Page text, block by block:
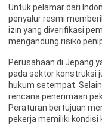
Untuk pelamar dari
penyalur resmi
izin yang diverifikasi
mengandung risiko
Perusahaan di Jepang
pada sektor konstruksi
hukum setempat.
rencana penerimaan
Peraturan bertujuan
pekerja memiliki kondisi